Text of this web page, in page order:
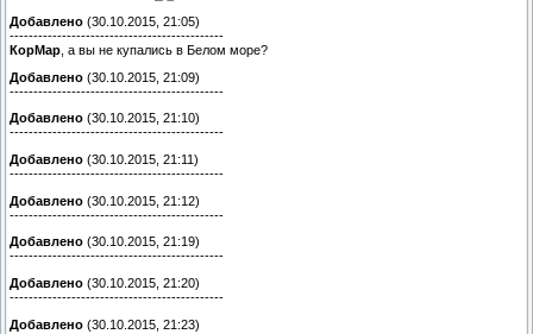
Добавлено (30.10.2015, 21:05)
---------------------------------------------
КорМар , а вы не купались в Белом море?
Добавлено (30.10.2015, 21:09)
---------------------------------------------
Добавлено (30.10.2015, 21:10)
---------------------------------------------
Добавлено (30.10.2015, 21:11)
---------------------------------------------
Добавлено (30.10.2015, 21:12)
---------------------------------------------
Добавлено (30.10.2015, 21:19)
---------------------------------------------
Добавлено (30.10.2015, 21:20)
---------------------------------------------
Добавлено (30.10.2015, 21:23)